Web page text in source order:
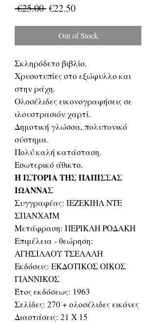
€25.00 Regular
€22.50Sale
Out of Stock
Σκληρόδετο βιβλίο.
Χρυσοτυπίες στο εξώφυλλο και
στην ράχη.
Ολοσέλιδες εικονογραφήσεις σε
ιλουστρασιόν χαρτί.
Δημοτική γλώσσα, πολυτονικό
σύστημα.
Πολύ καλή κατάσταση.
Εσωτερικό άθικτο.
Η ΙΣΤΟΡΙΑ ΤΗΣ ΠΑΠΙΣΣΑΣ
ΙΩΑΝΝΑΣ
Συγγραφέας: ΙΕΖΕΚΙΗΛ ΝΤΕ
ΣΠΑΝΧΑΪΜ
Μετάφραση: ΠΕΡΙΚΛΗ ΡΟΔΑΚΗ
Επιμέλεια - θεώρηση:
ΑΓΗΣΙΛΑΟΥ ΤΣΕΛΑΛΗ
Εκδόσεις: ΕΚΔΟΤΙΚΟΣ ΟΙΚΟΣ
ΓΙΑΝΝΙΚΟΣ
Έτος εκδόσεως: 1963
Σελίδες: 270 + ολοσέλιδες εικόνες
Διαστάσεις: 21 Χ 15